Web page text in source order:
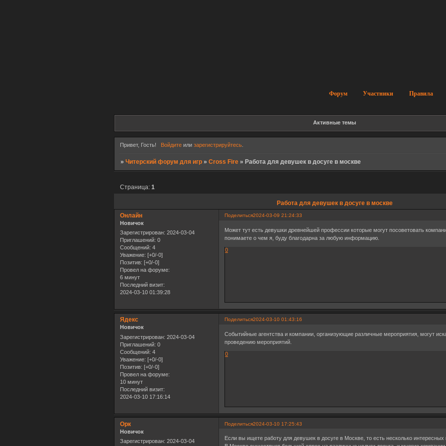
Форум Участники Правила
Активные темы
Привет, Гость! Войдитеили зарегистрируйтесь.
»Читерский форум для игр »Cross Fire »Работа для девушек в досуге в москве
Работа для девушек в досуге в москве
Страница:1
Поделиться2024-03-09 21:24:33
Онлайн
Новичок
Зарегистрирован: 2024-03-04
Приглашений: 0
Сообщений: 4
Уважение: [+0/-0]
Позитив: [+0/-0]
Провел на форуме:
6 минут
Последний визит:
2024-03-10 01:39:28
Может тут есть девушки древнейшей профессии которые могут посоветовать
понимаете о чем я, буду благодарна за любую информацию.
0
Поделиться2024-03-10 01:43:16
Ядекс
Новичок
Зарегистрирован: 2024-03-04
Приглашений: 0
Сообщений: 4
Уважение: [+0/-0]
Позитив: [+0/-0]
Провел на форуме:
10 минут
Последний визит:
2024-03-10 17:16:14
Событийные агентства и компании, организующие различные мероприятия, могут
проведению мероприятий.
0
Поделиться2024-03-10 17:25:43
Орк
Новичок
Зарегистрирован: 2024-03-04
Если вы ищете работу для девушек в досуге в Москве, то есть несколько интересных